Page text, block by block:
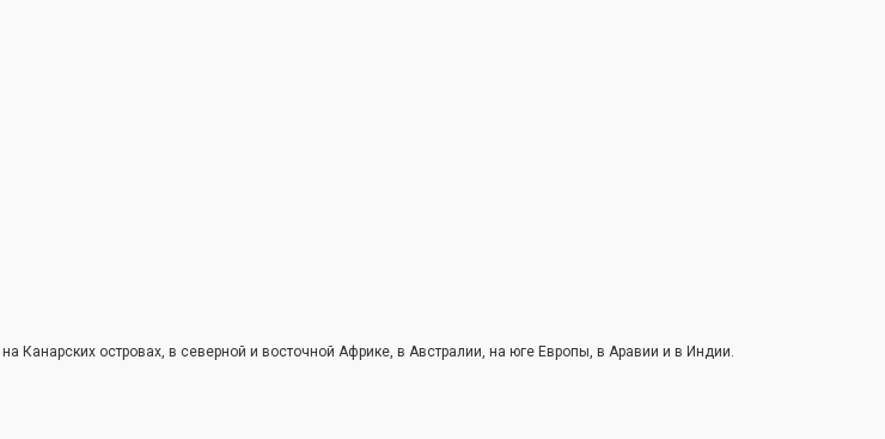
Канарских островах, в северной и восточной Африке, в Австралии, на юге Европы, в Аравии и в Индии.